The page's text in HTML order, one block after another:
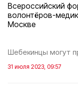
Всероссийский
волонтёров-
Москве
Шебекинцы могут
31 июля 2023, 09:57